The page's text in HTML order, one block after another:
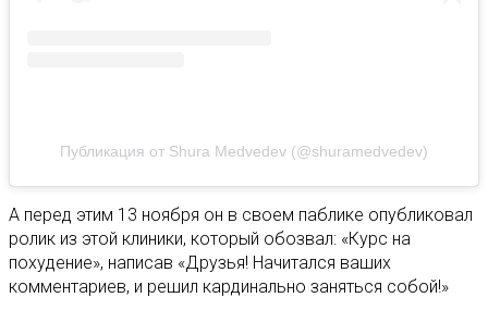
Публикация от Shura Medvedev (@shuramedvedev)
А перед этим 13 ноября он в своем паблике опубликовал
ролик из этой клиники, который обозвал: «Курс на
похудение», написав «Друзья! Начитался ваших
комментариев, и решил кардинально заняться собой!»